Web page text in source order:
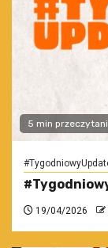
5 min
19/04/2026